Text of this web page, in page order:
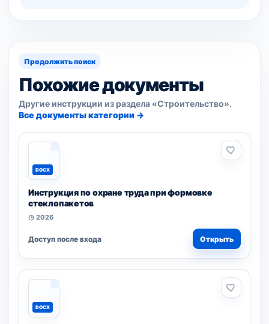
Продолжить поиск
Похожие документы
Другие инструкции из раздела «Строительство».
Все документы категории →
DOCX
Инструкция по охране труда при формовке
стеклопакетов
◷ 2026
Доступ после входа Открыть
DOCX